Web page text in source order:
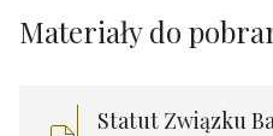
Materiały do
Statut Związku